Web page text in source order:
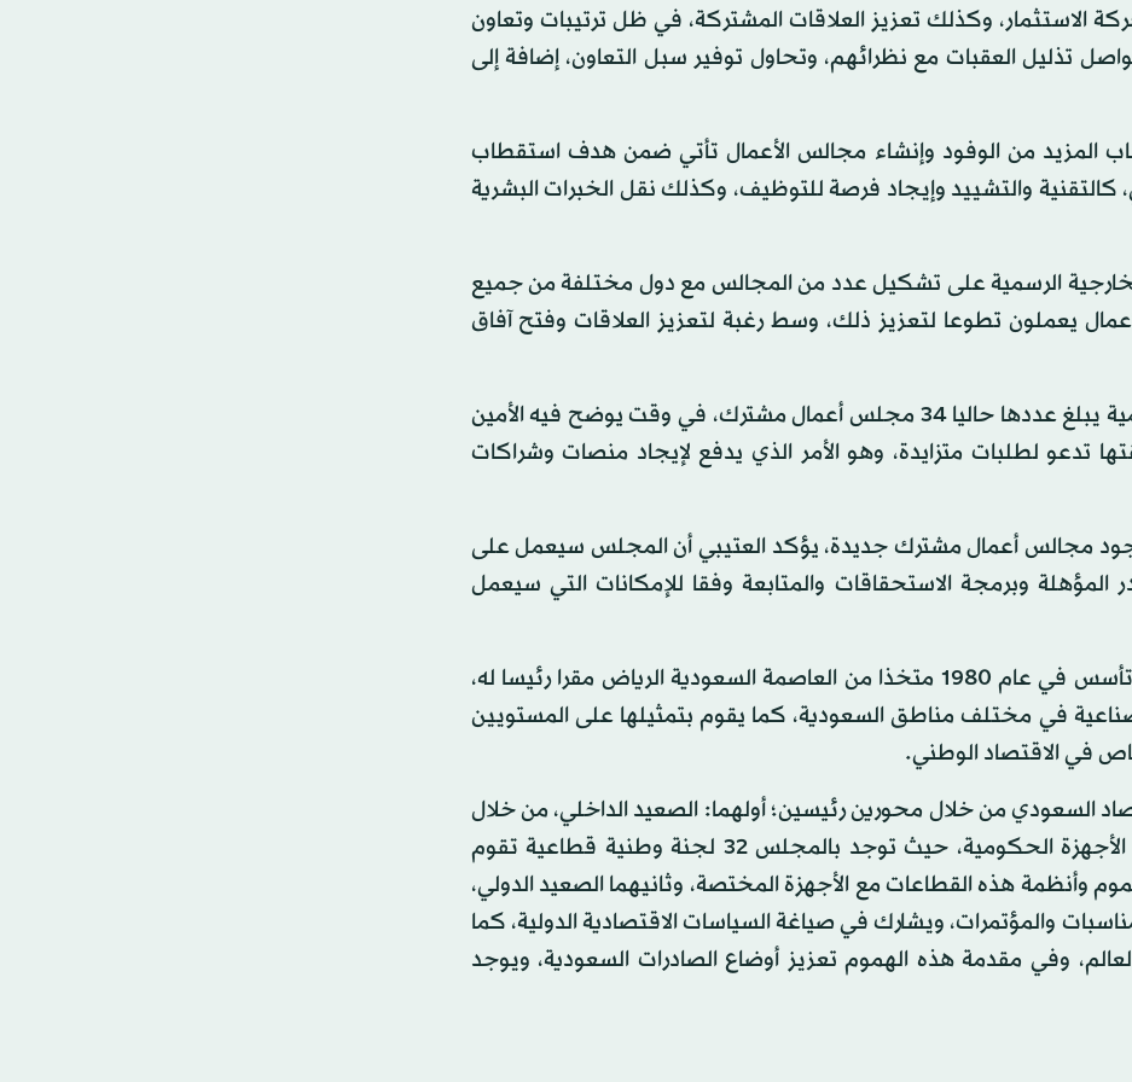
الاستثمار، وكذلك تعزيز العلاقات المشتركة، في ظل ترتيبات وتعاون
تذليل العقبات مع نظرائهم، وتحاول توفير سبل التعاون، إضافة إلى
المزيد من الوفود وإنشاء مجالس الأعمال تأتي ضمن هدف استقطاب
والتشييد وإيجاد فرصة للتوظيف، وكذلك نقل الخبرات البشرية
الرسمية على تشكيل عدد من المجالس مع دول مختلفة من جميع
يعملون تطوعا لتعزيز ذلك، وسط رغبة لتعزيز العلاقات وفتح آفاق
ومعلوم أن مجالس الأعمال السعودية مع الدول العالمية يبلغ عددها حاليا 34 مجلس أعمال مشترك، في وقت يوضح فيه الأمين
تدعو لطلبات متزايدة، وهو الأمر الذي يدفع لإيجاد منصات وشراكات
مجالس أعمال مشترك جديدة، يؤكد العتيبي أن المجلس سيعمل على
المؤهلة وبرمجة الاستحقاقات والمتابعة وفقا للإمكانات التي سيعمل
يذكر أن مجلس الغرف التجارية الصناعية السعودية تأسس في عام 1980 متخذا من العاصمة السعودية الرياض مقرا رئيسا له،
في مختلف مناطق السعودية، كما يقوم بتمثيلها على المستويين
في الاقتصاد الوطني.
السعودي من خلال محورين رئيسين؛ أولهما: الصعيد الداخلي، من خلال
نقل هموم القطاع الخاص على مستوى الوطن إلى الأجهزة الحكومية، حيث توجد بالمجلس 32 لجنة وطنية قطاعية تقوم
وأنظمة هذه القطاعات مع الأجهزة المختصة، وثانيهما الصعيد الدولي،
والمؤتمرات، ويشارك في صياغة السياسات الاقتصادية الدولية، كما
وفي مقدمة هذه الهموم تعزيز أوضاع الصادرات السعودية، ويوجد